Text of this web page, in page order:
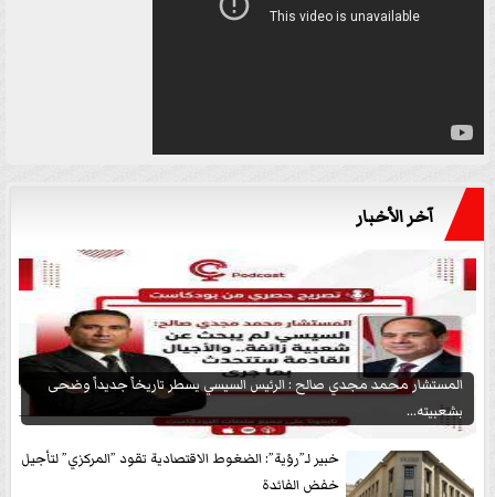
آخر الأخبار
المستشار محمد مجدي صالح : الرئيس السيسي يسطر تاريخاً جديداً وضحى
بشعبيته...
خبير لـ”رؤية”: الضغوط الاقتصادية تقود ”المركزي” لتأجيل
خفض الفائدة